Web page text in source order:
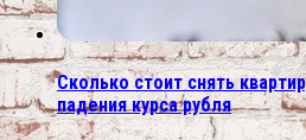
Сколько стоит снять
падения курса рубля